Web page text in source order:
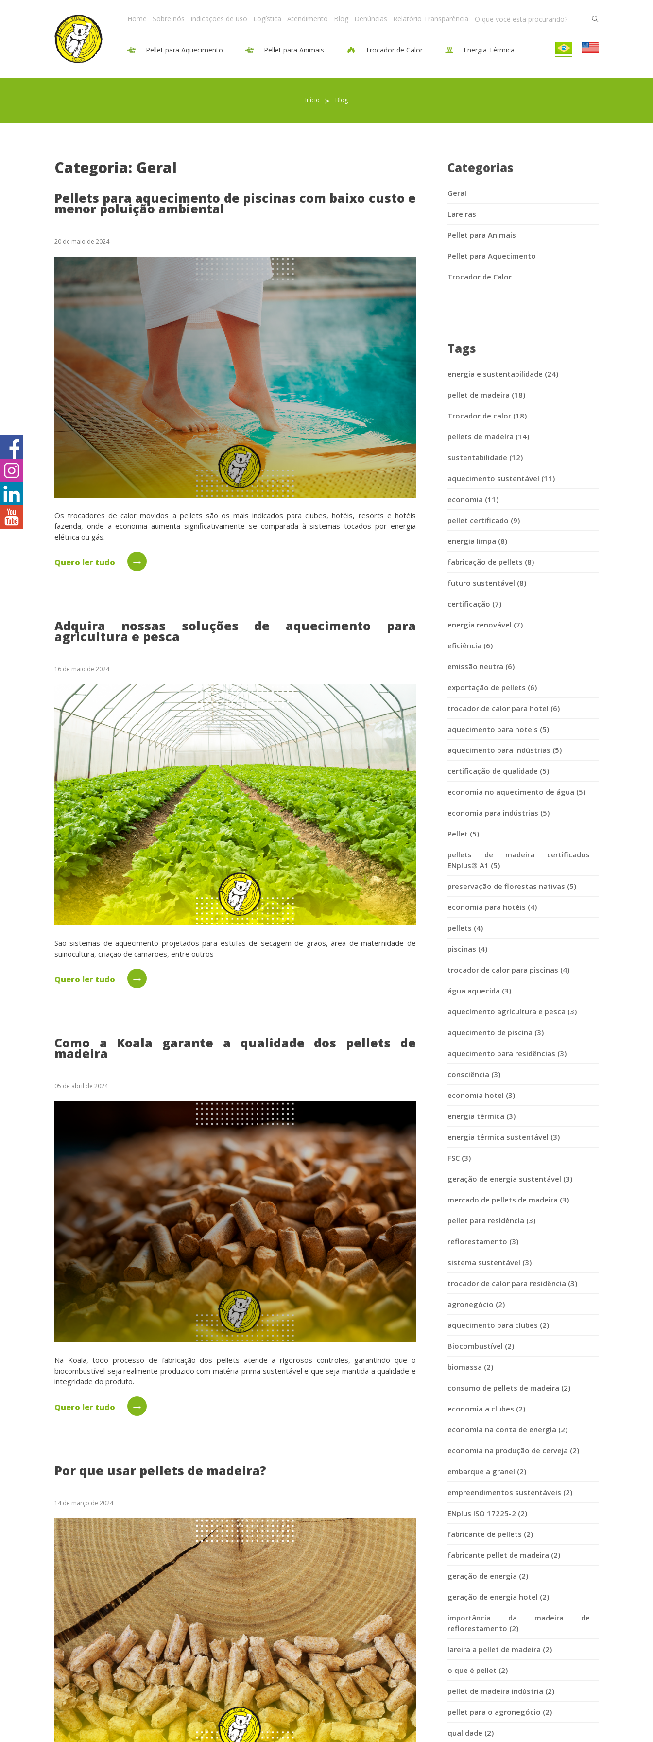
Home Sobre nós Indicações de uso Logística Atendimento Blog Denúncias Relatório Transparência
Pellet para Aquecimento Pellet para Animais Trocador de Calor Energia Térmica
Início ≻ Blog
Categoria: Geral
Pellets para aquecimento de piscinas com baixo custo e
menor poluição ambiental
20 de maio de 2024
Os trocadores de calor movidos a pellets são os mais indicados para clubes, hotéis, resorts e hotéis
fazenda, onde a economia aumenta significativamente se comparada à sistemas tocados por energia
elétrica ou gás.
Quero ler tudo →
Adquira nossas soluções de aquecimento para
agricultura e pesca
16 de maio de 2024
São sistemas de aquecimento projetados para estufas de secagem de grãos, área de maternidade de
suinocultura, criação de camarões, entre outros
Quero ler tudo →
Como a Koala garante a qualidade dos pellets de
madeira
05 de abril de 2024
Na Koala, todo processo de fabricação dos pellets atende a rigorosos controles, garantindo que o
biocombustível seja realmente produzido com matéria-prima sustentável e que seja mantida a qualidade e
integridade do produto.
Quero ler tudo →
Por que usar pellets de madeira?
14 de março de 2024
Categorias
Geral
Lareiras
Pellet para Animais
Pellet para Aquecimento
Trocador de Calor
Tags
energia e sustentabilidade (24)
pellet de madeira (18)
Trocador de calor (18)
pellets de madeira (14)
sustentabilidade (12)
aquecimento sustentável (11)
economia (11)
pellet certificado (9)
energia limpa (8)
fabricação de pellets (8)
futuro sustentável (8)
certificação (7)
energia renovável (7)
eficiência (6)
emissão neutra (6)
exportação de pellets (6)
trocador de calor para hotel (6)
aquecimento para hoteis (5)
aquecimento para indústrias (5)
certificação de qualidade (5)
economia no aquecimento de água (5)
economia para indústrias (5)
Pellet (5)
pellets de madeira certificados
ENplus® A1 (5)
preservação de florestas nativas (5)
economia para hotéis (4)
pellets (4)
piscinas (4)
trocador de calor para piscinas (4)
água aquecida (3)
aquecimento agricultura e pesca (3)
aquecimento de piscina (3)
aquecimento para residências (3)
consciência (3)
economia hotel (3)
energia térmica (3)
energia térmica sustentável (3)
FSC (3)
geração de energia sustentável (3)
mercado de pellets de madeira (3)
pellet para residência (3)
reflorestamento (3)
sistema sustentável (3)
trocador de calor para residência (3)
agronegócio (2)
aquecimento para clubes (2)
Biocombustível (2)
biomassa (2)
consumo de pellets de madeira (2)
economia a clubes (2)
economia na conta de energia (2)
economia na produção de cerveja (2)
embarque a granel (2)
empreendimentos sustentáveis (2)
ENplus ISO 17225-2 (2)
fabricante de pellets (2)
fabricante pellet de madeira (2)
geração de energia (2)
geração de energia hotel (2)
importância da madeira de
reflorestamento (2)
lareira a pellet de madeira (2)
o que é pellet (2)
pellet de madeira indústria (2)
pellet para o agronegócio (2)
qualidade (2)
Pellet para Aquecimento
Pellet para Animais
Blog
Denúncias
Relatório Transparência
Trabalhe Conosco